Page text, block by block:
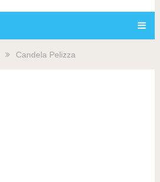
Candela Pelizza